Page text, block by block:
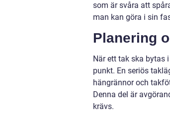
som är svåra att
man kan göra i sin
Planering
När ett tak ska bytas
punkt. En seriös
hängrännor och
Denna del är
krävs.